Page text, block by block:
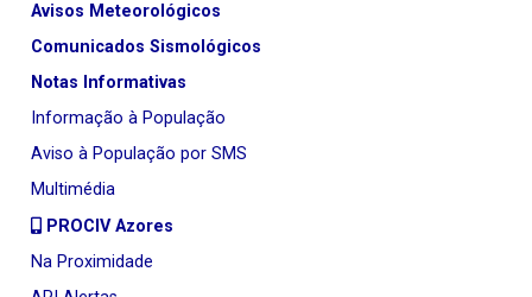
Avisos Meteorológicos
Comunicados Sismológicos
Notas Informativas
Informação à População
Aviso à População por SMS
Multimédia
PROCIV Azores
Na Proximidade